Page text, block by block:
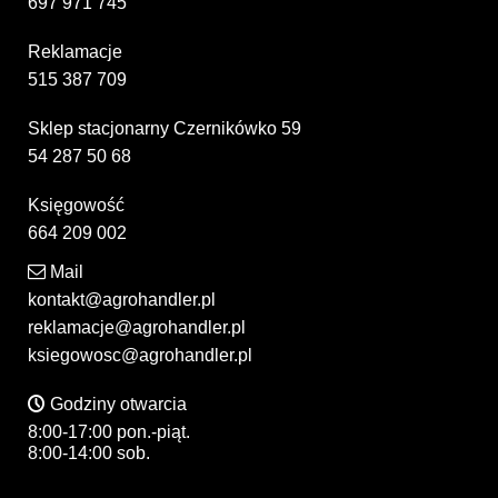
Reklamacje
515 387 709
Sklep stacjonarny Czernikówko 59
54 287 50 68
Księgowość
664 209 002
Mail
kontakt@agrohandler.pl
reklamacje@agrohandler.pl
ksiegowosc@agrohandler.pl
Godziny otwarcia
8:00-17:00 pon.-piąt.
8:00-14:00 sob.